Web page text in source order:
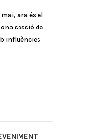
ara és el
sessió de
influències